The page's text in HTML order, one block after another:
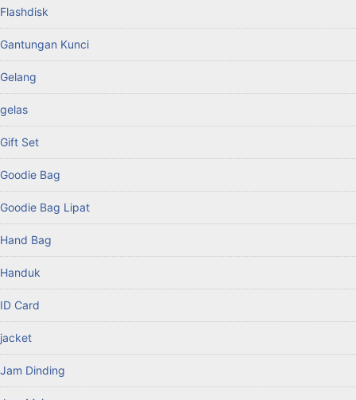
Flashdisk
Gantungan Kunci
Gelang
gelas
Gift Set
Goodie Bag
Goodie Bag Lipat
Hand Bag
Handuk
ID Card
jacket
Jam Dinding